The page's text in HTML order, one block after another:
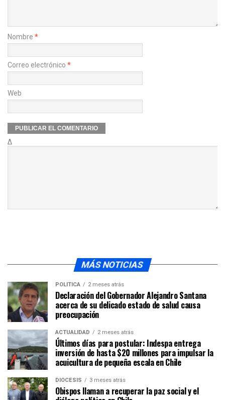
Nombre *
Correo electrónico *
Web
Δ
MÁS NOTICIAS
POLÍTICA 2 meses atrás
Declaración del Gobernador Alejandro Santana
acerca de su delicado estado de salud causa
preocupación
ACTUALIDAD 2 meses atrás
Últimos días para postular: Indespa entrega
inversión de hasta $20 millones para impulsar la
acuicultura de pequeña escala en Chile
DIÓCESIS 3 meses atrás
Obispos llaman a recuperar la paz social y el